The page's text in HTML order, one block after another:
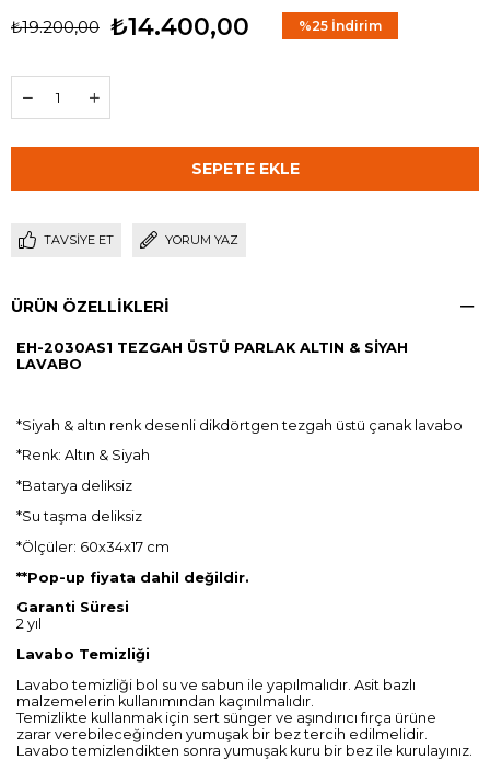
₺19.200,00 ₺14.400,00 %25 İndirim
TAVSIYE ET YORUM YAZ
ÜRÜN ÖZELLIKLERI
EH-2030AS1 TEZGAH ÜSTÜ PARLAK ALTIN & SİYAH
LAVABO
*Siyah & altın renk desenli dikdörtgen tezgah üstü çanak lavabo
*Renk: Altın & Siyah
*Batarya deliksiz
*Su taşma deliksiz
*Ölçüler: 60x34x17 cm
**Pop-up fiyata dahil değildir.
Garanti Süresi
2 yıl
Lavabo Temizliği
Lavabo temizliği bol su ve sabun ile yapılmalıdır. Asit bazlı
malzemelerin kullanımından kaçınılmalıdır.
Temizlikte kullanmak için sert sünger ve aşındırıcı fırça ürüne
zarar verebileceğinden yumuşak bir bez tercih edilmelidir.
Lavabo temizlendikten sonra yumuşak kuru bir bez ile kurulayınız.